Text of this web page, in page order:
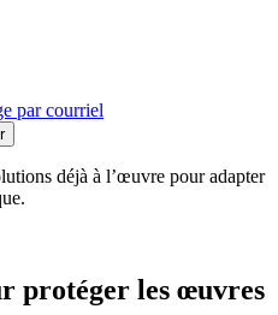
par courriel
déjà à l’œuvre pour adapter
protéger les œuvres